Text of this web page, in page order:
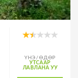
ҮНЭ/ӨДӨР
УТСААР
ЛАВЛАНА УУ